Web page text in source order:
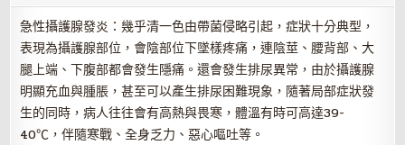
急性攝護腺發炎：幾乎清一色由帶菌侵略引起，症狀十分典型，
表現為攝護腺部位，會陰部位下墜樣疼痛，連陰莖、腰背部、大
腿上端、下腹部都會發生隱痛。還會發生排尿異常，由於攝護腺
明顯充血與腫脹，甚至可以產生排尿困難現象，隨著局部症狀發
生的同時，病人往往會有高熱與畏寒，體溫有時可高達39-
40℃，伴隨寒戰、全身乏力、惡心嘔吐等。